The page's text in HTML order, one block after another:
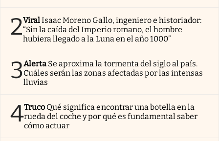
2ViralIsaac Moreno Gallo, ingeniero e historiador:
“Sin la caída del Imperio romano, el hombre
hubiera llegado a la Luna en el año 1000”
3Alerta Se aproxima la tormenta del siglo al país.
Cuáles serán las zonas afectadas por las intensas
lluvias
4Truco Qué significa encontrar una botella en la
rueda del coche y por qué es fundamental saber
cómo actuar